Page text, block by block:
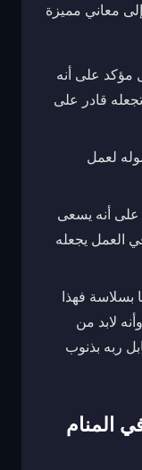
معاني مميزة
مؤكد على أنه
قادر على
لعمل
على أنه يسعى
العمل يجعله
بسلاسة فهذا
لابد من
ربه بذنوب
المنام